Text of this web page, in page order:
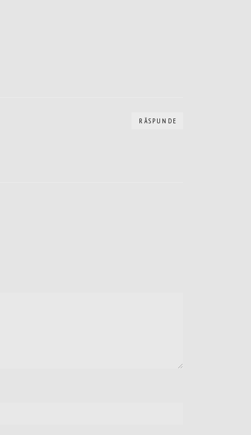
RĂSPUNDE